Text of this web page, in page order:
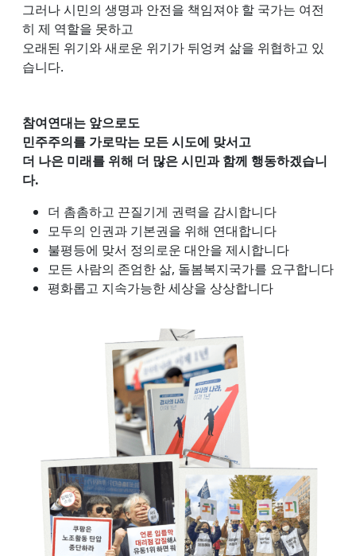
그러나 시민의 생명과 안전을 책임져야 할 국가는 여전
히 제 역할을 못하고
오래된 위기와 새로운 위기가 뒤엉켜 삶을 위협하고 있
습니다.
참여연대는 앞으로도
민주주의를 가로막는 모든 시도에 맞서고
더 나은 미래를 위해 더 많은 시민과 함께 행동하겠습니
다.
더 촘촘하고 끈질기게 권력을 감시합니다
모두의 인권과 기본권을 위해 연대합니다
불평등에 맞서 정의로운 대안을 제시합니다
모든 사람의 존엄한 삶, 돌봄복지국가를 요구합니다
평화롭고 지속가능한 세상을 상상합니다